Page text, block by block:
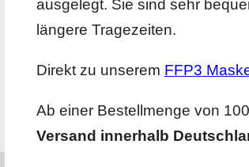
ausgelegt. Sie sind sehr
längere Tragezeiten.
Direkt zu unserem FFP3
Ab einer Bestellmenge von
Versand innerhalb